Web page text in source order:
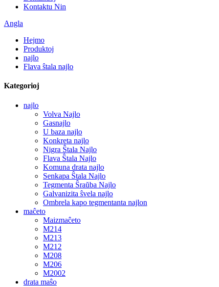
Kontaktu Nin
Angla
Hejmo
Produktoj
najlo
Flava ŝtala najlo
Kategorioj
najlo
Volva Najlo
Gasnajlo
U baza najlo
Konkreta najlo
Nigra Ŝtala Najlo
Flava Ŝtala Najlo
Komuna drata najlo
Senkapa Ŝtala Najlo
Tegmenta Ŝraŭba Najlo
Galvanizita ŝvela najlo
Ombrela kapo tegmentanta najlon
maĉeto
Maizmaĉeto
M214
M213
M212
M208
M206
M2002
drata maŝo